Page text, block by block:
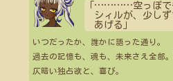
…………空っぽで
シィルが、少し
あげる」
いつだったか、誰かに語った通り。
過去の記憶も、魂も、未来さえ全部。
仄暗い独占欲と、喜び。